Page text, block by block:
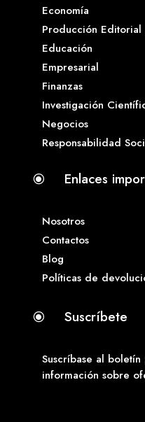
Economía
Producción Editorial
Educación
Empresarial
Finanzas
Investigación
Negocios
Responsabilidad
\ Enlaces
Nosotros
Contactos
Blog
Políticas de
\ Suscríbete
Suscríbase al
información sobre